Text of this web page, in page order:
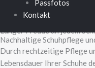
Passfotos
Kontakt
kaufen.
Länger Freude an jedem
Nachhaltige Schuhpflege
Durch rechtzeitige Pflege
Lebensdauer Ihrer Schuhe